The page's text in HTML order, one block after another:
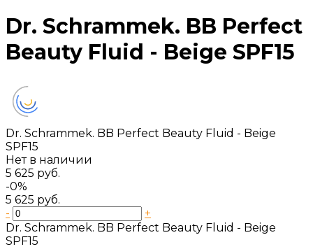
Dr. Schrammek. BB Perfect
Beauty Fluid - Beige SPF15
Dr. Schrammek. BB Perfect Beauty Fluid - Beige
SPF15
Нет в наличии
5 625 руб.
-0%
5 625 руб.
-
+
Dr. Schrammek. BB Perfect Beauty Fluid - Beige
SPF15